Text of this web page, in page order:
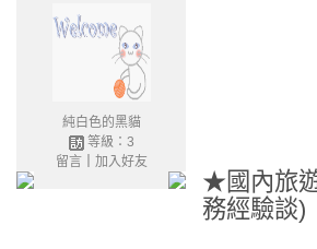
純白色的黑貓
等級：3
留言｜ 加入好友
★國內旅
務經驗談)